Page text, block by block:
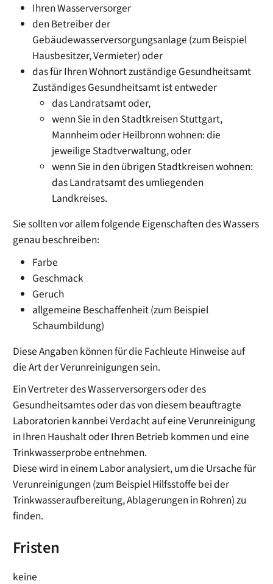
Ihren Wasserversorger
denBetreiber der
Gebäudewasserversorgungsanlage (zum Beispiel
Hausbesitzer, Vermieter)oder
das für Ihren Wohnort zuständige Gesundheitsamt
Zuständiges Gesundheitsamt ist entweder
das Landratsamt oder,
wenn Sie in den Stadtkreisen Stuttgart,
Mannheim oder Heilbronn wohnen: die
jeweilige Stadtverwaltung, oder
wenn Sie in den übrigen Stadtkreisen wohnen:
das Landratsamt des umliegenden
Landkreises.
Sie sollten vor allem folgende Eigenschaften des Wassers
genau beschreiben:
Farbe
Geschmack
Geruch
allgemeine Beschaffenheit(zum Beispiel
Schaumbildung)
Diese Angaben können für die Fachleute Hinweise auf
die Art der Verunreinigungen sein.
Ein Vertreter des Wasserversorgers oder des
Gesundheitsamtes oder das von diesem beauftragte
Laboratorien kannbei Verdacht auf eine Verunreinigung
in Ihren Haushalt oder Ihren Betrieb kommen und eine
Trinkwasserprobe entnehmen.
Diese wird in einem Labor analysiert, um die Ursache für
Verunreinigungen (zum Beispiel Hilfsstoffe bei der
Trinkwasseraufbereitung, Ablagerungen in Rohren) zu
finden.
Fristen
keine